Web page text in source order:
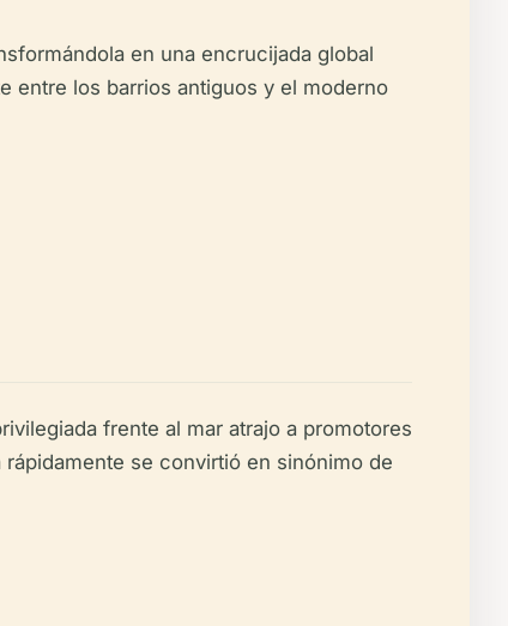
en una encrucijada global
entre los barrios antiguos y el moderno
frente al mar atrajo a promotores
se convirtió en sinónimo de